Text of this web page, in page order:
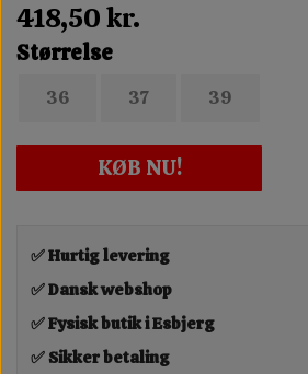
418,50 kr.
Størrelse
36 37 39
KØB NU!
✅ Hurtig levering
✅ Dansk webshop
✅ Fysisk butik i Esbjerg
✅ Sikker betaling